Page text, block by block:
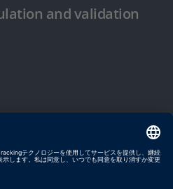
and validation